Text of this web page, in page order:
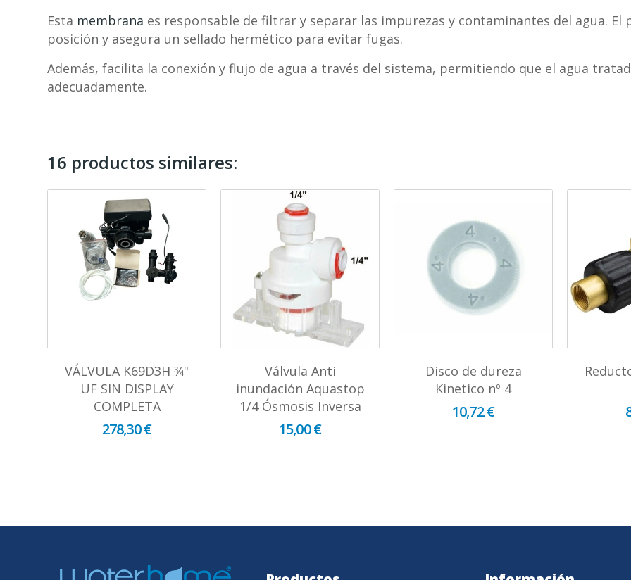
Esta membrana es responsable de filtrar y separar las impurezas y contaminantes del agua.
posición y asegura un sellado hermético para evitar fugas.
Además, facilita la conexión y flujo de agua a través del sistema, permitiendo que el agua
adecuadamente.
16 productos similares:
VÁLVULA K69D3H 3⁄4"
UF SIN DISPLAY
COMPLETA
278,30 €
Válvula Anti
inundación Aquastop
1/4 Ósmosis Inversa
15,00 €
Disco de dureza
Kinetico nº 4
10,72 €